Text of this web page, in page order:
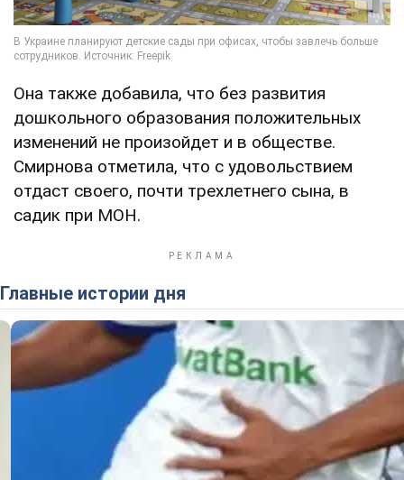
Она также добавила, что без развития
дошкольного образования положительных
изменений не произойдет и в обществе.
Смирнова отметила, что с удовольствием
отдаст своего, почти трехлетнего сына, в
садик при МОН.
Главные истории дня